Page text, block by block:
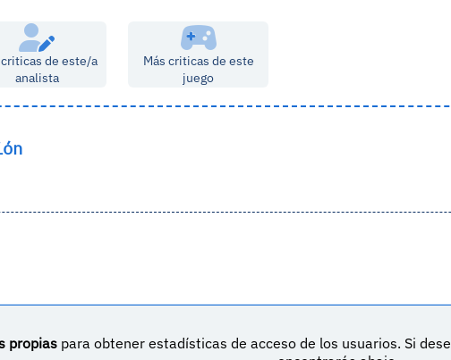
criticas de este/a
analista
Más criticas de este
juego
propiaspara obtener estadísticas de acceso de los usuarios. Si